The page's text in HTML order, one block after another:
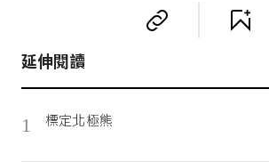
延伸閱讀
1 標定北極熊